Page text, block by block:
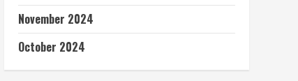
November 2024
October 2024